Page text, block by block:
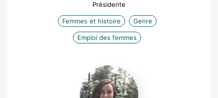
Présidente
Femmes et histoire Genre
Emploi des femmes
Emilie
Letocart-
calame